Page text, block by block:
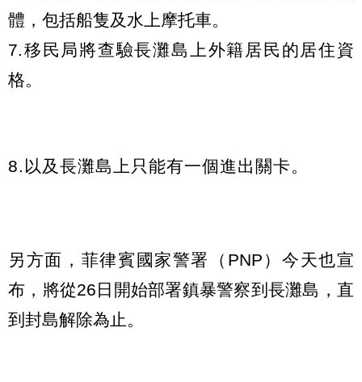
體，包括船隻及水上摩托車。
7.移民局將查驗長灘島上外籍居民的居住資
格。
8.以及長灘島上只能有一個進出關卡。
另方面，菲律賓國家警署（PNP）今天也宣
布，將從26日開始部署鎮暴警察到長灘島，直
到封島解除為止。